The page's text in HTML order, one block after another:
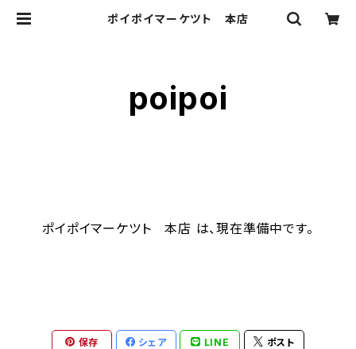
ポイポイマーケツト 本店
poipoi
ポイポイマーケツト 本店 は、現在準備中です。
保存 シェア LINE ポスト